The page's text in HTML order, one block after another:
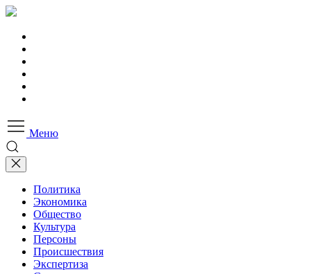
Меню
Политика
Экономика
Общество
Культура
Персоны
Происшествия
Экспертиза